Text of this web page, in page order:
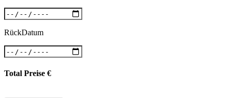
RückDatum
Total Preise €